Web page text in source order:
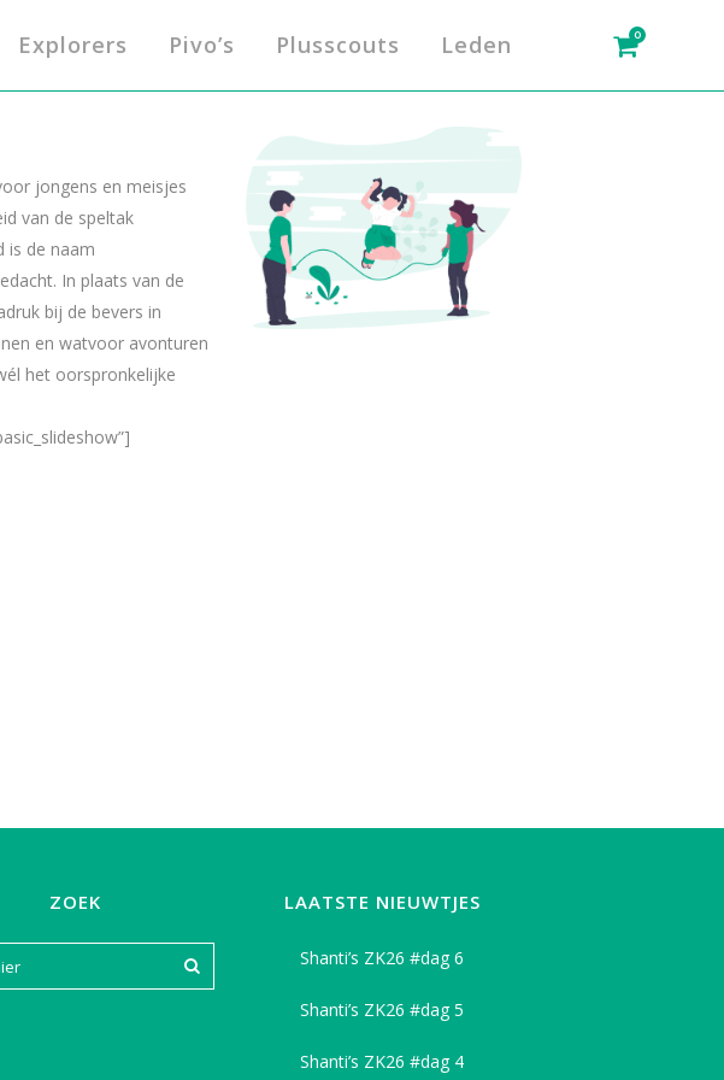
0
Explorers Pivo’s Plusscouts Leden
jongens en meisjes
van de speltak
is de naam
In plaats van de
bij de bevers in
en watvoor avonturen
het oorspronkelijke
ZOEK LAATSTE NIEUWTJES
Shanti’s ZK26 #dag 6
Shanti’s ZK26 #dag 5
Shanti’s ZK26 #dag 4